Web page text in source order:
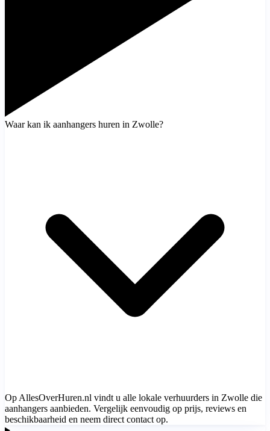
Waar kan ik aanhangers huren in Zwolle?
Op AllesOverHuren.nl vindt u alle lokale verhuurders in Zwolle die
aanhangers aanbieden. Vergelijk eenvoudig op prijs, reviews en
beschikbaarheid en neem direct contact op.